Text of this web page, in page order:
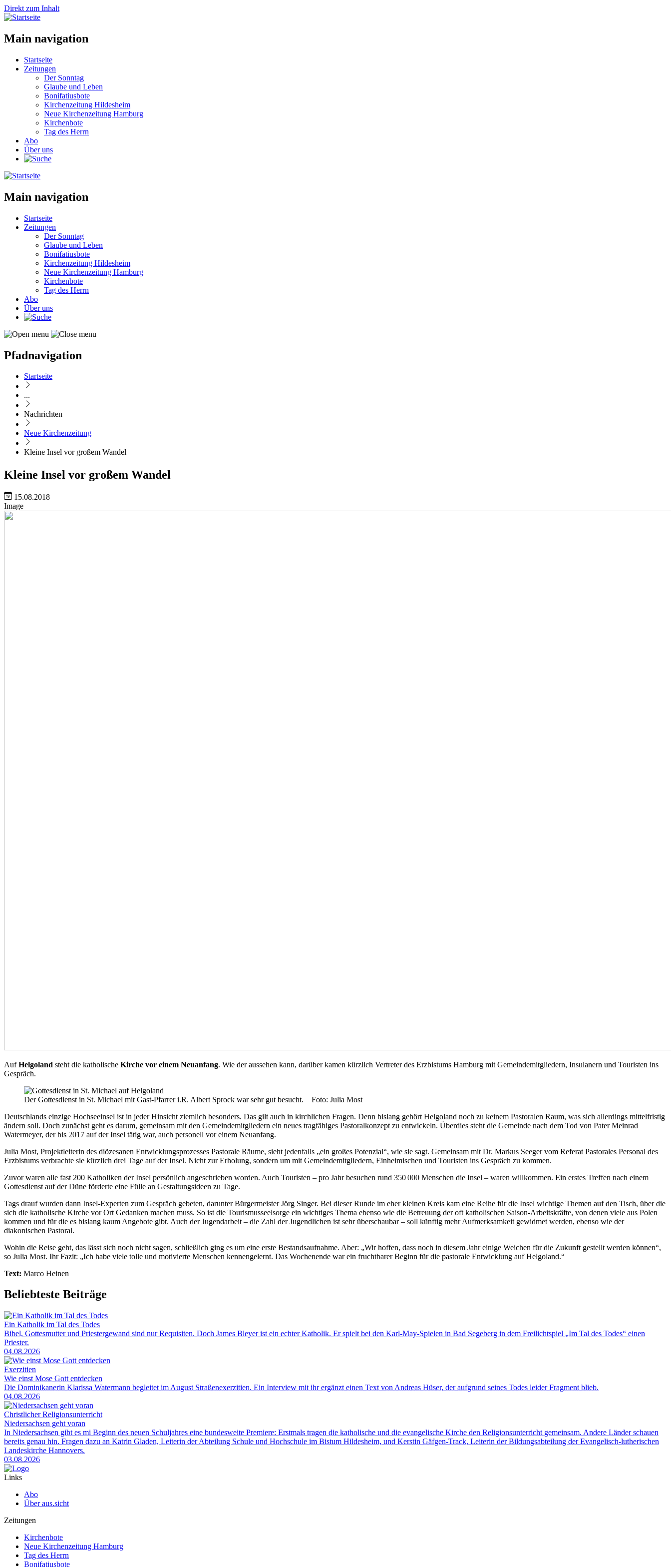
Direkt zum Inhalt
Main navigation
Startseite
Zeitungen
Der Sonntag
Glaube und Leben
Bonifatiusbote
Kirchenzeitung Hildesheim
Neue Kirchenzeitung Hamburg
Kirchenbote
Tag des Herrn
Abo
Über uns
Main navigation
Startseite
Zeitungen
Der Sonntag
Glaube und Leben
Bonifatiusbote
Kirchenzeitung Hildesheim
Neue Kirchenzeitung Hamburg
Kirchenbote
Tag des Herrn
Abo
Über uns
Pfadnavigation
Startseite
...
Nachrichten
Neue Kirchenzeitung
Kleine Insel vor großem Wandel
Kleine Insel vor großem Wandel
15.08.2018
Image
AufHelgoland steht die katholische Kirche vor einem Neuanfang. Wie der aussehen kann, darüber kamen kürzlich Vertreter des Erzbistums Hamburg mit Gemeindemitgliedern, Insulanern und Touristen ins
Gespräch.
Der Gottesdienst in St. Michael mit Gast-Pfarrer i.R. Albert Sprock war sehr gut besucht. Foto: Julia Most
Deutschlands einzige Hochsee­insel ist in jeder Hinsicht ziemlich besonders. Das gilt auch in kirchlichen Fragen. Denn bislang gehört Helgoland noch zu keinem Pastoralen Raum, was sich allerdings mittelfristig
ändern soll. Doch zunächst geht es darum, gemeinsam mit den Gemeindemitgliedern ein neues tragfähiges Pastoralkonzept zu entwickeln. Überdies steht die Gemeinde nach dem Tod von Pater Meinrad
Watermeyer, der bis 2017 auf der Insel tätig war, auch personell vor einem Neuanfang.
Julia Most, Projektleiterin des diözesanen Entwicklungsprozesses Pastorale Räume, sieht jedenfalls „ein großes Potenzial“, wie sie sagt. Gemeinsam mit Dr. Markus Seeger vom Referat Pastorales Personal des
Erzbistums verbrachte sie kürzlich drei Tage auf der Insel. Nicht zur Erholung, sondern um mit Gemeindemitgliedern, Einheimischen und Touristen ins Gespräch zu kommen.
Zuvor waren alle fast 200 Katholiken der Insel persönlich angeschrieben worden. Auch Touristen – pro Jahr besuchen rund 350 000 Menschen die Insel – waren willkommen. Ein erstes Treffen nach einem
Gottesdienst auf der Düne förderte eine Fülle an Gestaltungsideen zu Tage.
Tags drauf wurden dann Insel-Experten zum Gespräch gebeten, darunter Bürgermeister Jörg Singer. Bei dieser Runde im eher kleinen Kreis kam eine Reihe für die Insel wichtige Themen auf den Tisch, über die
sich die katholische Kirche vor Ort Gedanken machen muss. So ist die Tourismusseelsorge ein wichtiges Thema ebenso wie die Betreuung der oft katholischen Saison-Arbeitskräfte, von denen viele aus Polen
kommen und für die es bislang kaum Angebote gibt. Auch der Jugendarbeit – die Zahl der Jugendlichen ist sehr überschaubar – soll künftig mehr Aufmerksamkeit gewidmet werden, ebenso wie der
diakonischen Pastoral.
Wohin die Reise geht, das lässt sich noch nicht sagen, schließlich ging es um eine erste Bestandsaufnahme. Aber: „Wir hoffen, dass noch in diesem Jahr einige Weichen für die Zukunft gestellt werden können“,
so Julia Most. Ihr Fazit: „Ich habe viele tolle und motivierte Menschen kennengelernt. Das Wochenende war ein fruchtbarer Beginn für die pastorale Entwicklung auf Helgoland.“
Text: Marco Heinen
Beliebteste Beiträge
Ein Katholik im Tal des Todes
Bibel, Gottesmutter und Priestergewand sind nur Requisiten. Doch James Bleyer ist ein echter Katholik. Er spielt bei den Karl-May-Spielen in Bad Segeberg in dem Freilichtspiel „Im Tal des Todes“ einen
Priester.
04.08.2026
Exerzitien
Wie einst Mose Gott entdecken
Die Dominikanerin Klarissa Watermann begleitet im August Straßenexerzitien. Ein Interview mit ihr ergänzt einen Text von Andreas Hüser, der aufgrund seines Todes leider Fragment blieb.
04.08.2026
Christlicher Religionsunterricht
Niedersachsen geht voran
In Niedersachsen gibt es mi Beginn des neuen Schuljahres eine bundesweite Premiere: Erstmals tragen die katholische und die evangelische Kirche den Religionsunterricht gemeinsam. Andere Länder schauen
bereits genau hin. Fragen dazu an Katrin Gladen, Leiterin der Abteilung Schule und Hochschule im Bistum Hildesheim, und Kerstin Gäfgen-Track, Leiterin der Bildungsabteilung der Evangelisch-lutherischen
Landeskirche Hannovers.
03.08.2026
Links
Abo
Über aus.sicht
Zeitungen
Kirchenbote
Neue Kirchenzeitung Hamburg
Tag des Herrn
Bonifatiusbote